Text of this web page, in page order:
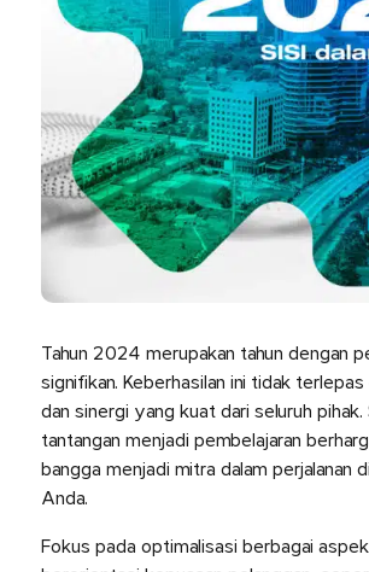
Tahun 2024 merupakan tahun dengan
signifikan. Keberhasilan ini tidak
dan sinergi yang kuat dari seluruh pihak.
tantangan menjadi pembelajaran
bangga menjadi mitra dalam perjalanan
Anda.
Fokus pada optimalisasi berbagai